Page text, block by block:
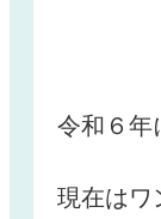
令和６年
現在はワ